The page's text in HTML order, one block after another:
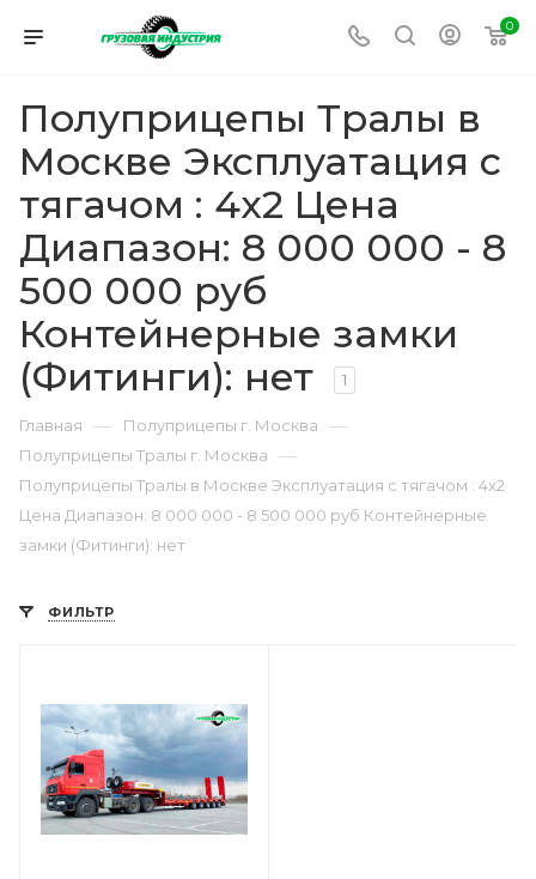
0
Полуприцепы Тралы в
Москве Эксплуатация с
тягачом : 4x2 Цена
Диапазон: 8 000 000 - 8
500 000 руб
Контейнерные замки
(Фитинги): нет
1
Главная — Полуприцепы г. Москва —
Полуприцепы Тралы г. Москва —
Полуприцепы Тралы в Москве Эксплуатация с тягачом : 4x2
Цена Диапазон: 8 000 000 - 8 500 000 руб Контейнерные
замки (Фитинги): нет
ФИЛЬТР